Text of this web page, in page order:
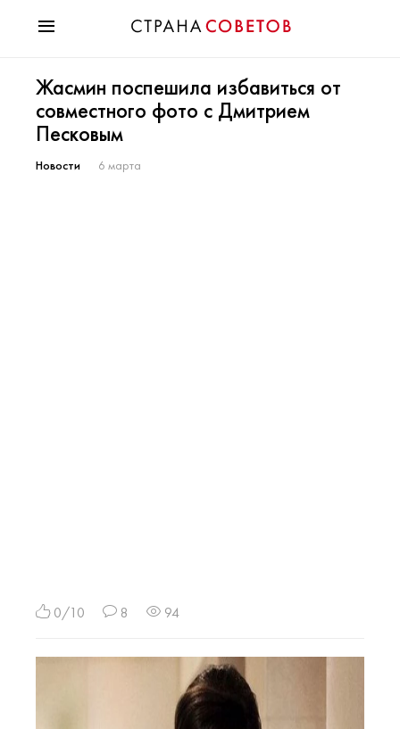
Мода
Звезды
Гороскопы
Здоровье
Жасмин поспешила избавиться от
совместного фото с Дмитрием
Песковым
Новости 6 марта
0/10 8 94